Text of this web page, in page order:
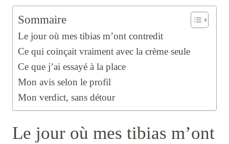
Sommaire
Le jour où mes tibias m’ont contredit
Ce qui coinçait vraiment avec la crème seule
Ce que j’ai essayé à la place
Mon avis selon le profil
Mon verdict, sans détour
Le jour où mes tibias m’ont